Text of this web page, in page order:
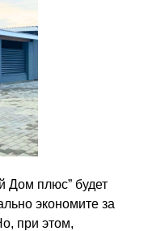
Дом плюс” будет
экономите за
при этом,